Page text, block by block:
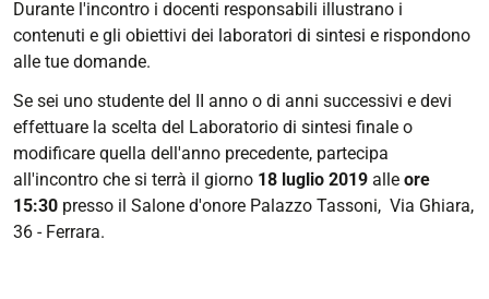
2019-
20
Presentazione
dei
Laboratori
di
sintesi
finale
a.a.
Durante l'incontro i docenti responsabili illustrano i
contenuti e gli obiettivi dei laboratori di sintesi e rispondono
alle tue domande.
Se sei uno studente del II anno o di anni successivi e devi
effettuare la scelta del Laboratorio di sintesi finale o
modificare quella dell'anno precedente, partecipa
all'incontro che si terrà il giorno 18 luglio 2019 alle ore
15:30 presso il Salone d'onore Palazzo Tassoni, Via Ghiara,
36 - Ferrara.